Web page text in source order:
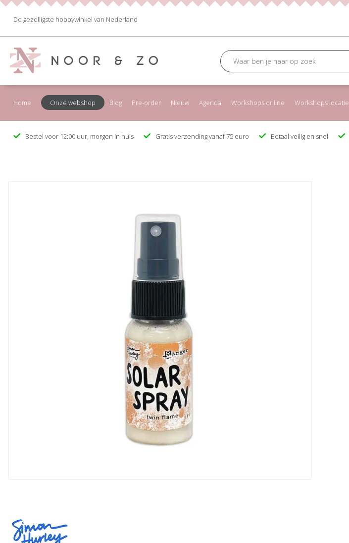
De gezelligste hobbywinkel van Nederland
Home Onze webshop Blog Pre-order Nieuw Agenda Workshops online Workshops locatie
Bestel voor 12:00 uur, morgen in huis Gratis verzending vanaf 75 euro Betaal veilig en snel